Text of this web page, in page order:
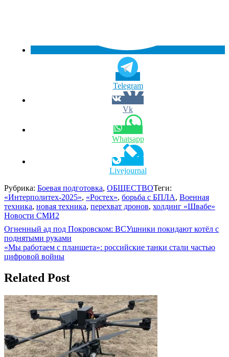
Telegram
Vk
Whatsapp
Livejournal
Рубрика: Боевая подготовка, ОБЩЕСТВОТеги:
«Интерполитех-2025», «Ростех», борьба с БПЛА, Военная
техника, новая техника, перехват дронов, холдинг «Швабе»
Новости СМИ2
Навигация
по
записям
Огненный ад под Покровском: ВСУшники покидают котёл с
поднятыми руками
«Мы работаем с планшета»: российские танки стали частью
цифровой войны
Related Post